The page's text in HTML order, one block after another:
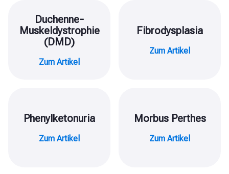
Duchenne-
Muskeldystrophie
(DMD)
Zum Artikel
Fibrodysplasia
Zum Artikel
Phenylketonuria
Zum Artikel
Morbus Perthes
Zum Artikel